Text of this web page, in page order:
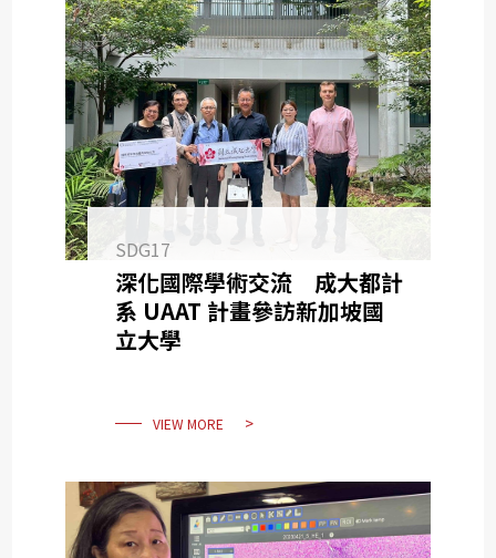
SDG17
深化國際學術交流 成大都計
系 UAAT 計畫參訪新加坡國
立大學
VIEW MORE